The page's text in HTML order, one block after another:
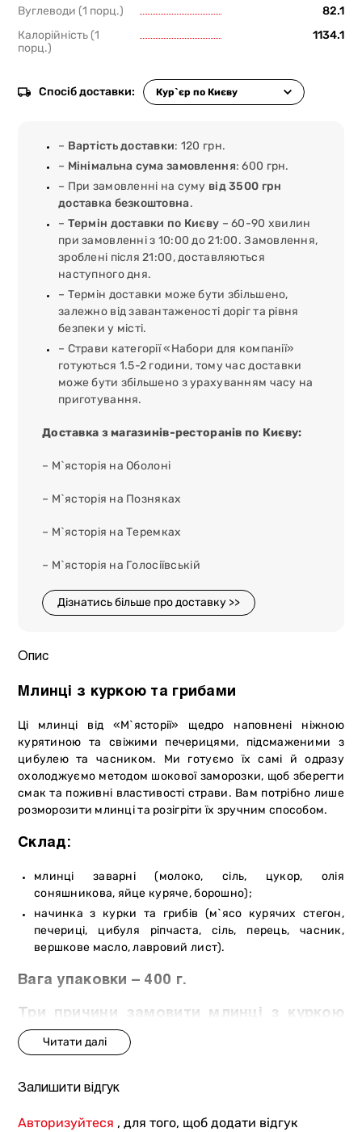
Вуглеводи (1 порц.)
82.1
Калорійність (1
порц.)
1134.1
Спосіб доставки:
– Вартість доставки: 120 грн.
– Мінімальна сума замовлення: 600 грн.
– При замовленні на суму від 3500 грн
доставка безкоштовна.
– Термін доставки по Києву – 60-90 хвилин
при замовленні з 10:00 до 21:00. Замовлення,
зроблені після 21:00, доставляються
наступного дня.
– Термін доставки може бути збільшено,
залежно від завантаженості доріг та рівня
безпеки у місті.
– Страви категорії «Набори для компанії»
готуються 1.5-2 години, тому час доставки
може бути збільшено з урахуванням часу на
приготування.
Доставка з магазинів-ресторанів по Києву:
– М`ясторія на Оболоні
– М`ясторія на Позняках
– М`ясторія на Теремках
– М`ясторія на Голосіївській
Дізнатись більше про доставку >>
Опис
Млинці з куркою та грибами
Ці млинці від «М`ясторії» щедро наповнені ніжною
курятиною та свіжими печерицями, підсмаженими з
цибулею та часником. Ми готуємо їх самі й одразу
охолоджуємо методом шокової заморозки, щоб зберегти
смак та поживні властивості страви. Вам потрібно лише
розморозити млинці та розігріти їх зручним способом.
Склад:
млинці заварні (молоко, сіль, цукор, олія
соняшникова, яйце куряче, борошно);
начинка з курки та грибів (м`ясо курячих стегон,
печериці, цибуля ріпчаста, сіль, перець, часник,
вершкове масло, лавровий лист).
Вага упаковки – 400 г.
Три причини замовити млинці з куркою
та грибами від «М`ясторії»:
повноцінний обід для всієї родини;
Залишити відгук
Авторизуйтеся , для того, щоб додати відгук